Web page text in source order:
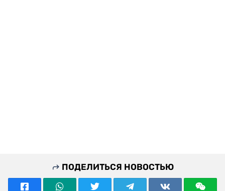
ПОДЕЛИТЬСЯ НОВОСТЬЮ